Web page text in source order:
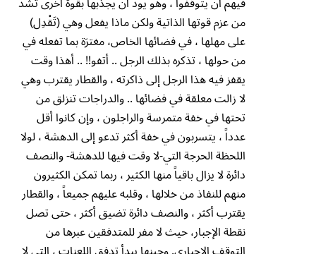
من عزم قوتها الذاتية ولكن ماذا يفعل وهي (تَقْدِل)
على مهلها ، في فضائها الخاص، مغترَة بما تفعله في
من حولها ، تذكره بذلك الرجل .. أتفو!! .. أهذا وقت
يقفز فيه هذا الرجل إلى ذاكرته ، والقطار يقترب وهي
لا زالت معلقة في فضائها .. والدراجات تنزلق من
تحتها في خفة متمرسة والراجلون ، وإن كانوا أقل
عدداً ، يتسربون في خفة أكثر تدعو إلى الدهشة ، لولا
اللحظة الحرجة التي-لا وقت فيها للدهشة- والنصف
دائرة لا يزال باقياً منها الكثير ، ربما تمكن الكثيرون
منهم للنفاذ من خلالها ، وقلبه عليهم جميعاً ، والقطار
يقترب أكثر ، والنصف دائرة تضيق أكثر ، حتى تصل
نقطة الإجبار، حيث لا مفر للمتدفقين عبرها من